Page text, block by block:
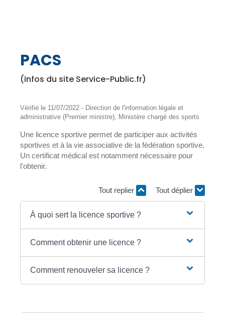
PACS
(infos du site Service-Public.fr)
Vérifié le 11/07/2022 - Direction de l'information légale et
administrative (Premier ministre), Ministère chargé des sports
Une licence sportive permet de participer aux activités
sportives et à la vie associative de la fédération sportive.
Un certificat médical est notamment nécessaire pour
l'obtenir.
Tout replier Tout déplier
À quoi sert la licence sportive ?
Comment obtenir une licence ?
Comment renouveler sa licence ?